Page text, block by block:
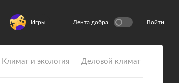
Игры Лента добра Войти
Климат и экология Деловой климат